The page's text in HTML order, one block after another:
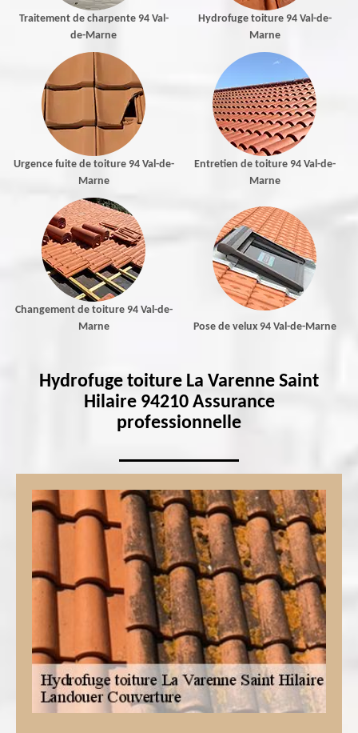
Traitement de charpente 94 Val-
de-Marne
Hydrofuge toiture 94 Val-de-
Marne
Urgence fuite de toiture 94 Val-de-
Marne
Entretien de toiture 94 Val-de-
Marne
Changement de toiture 94 Val-de-
Marne
Pose de velux 94 Val-de-Marne
Hydrofuge toiture La Varenne Saint
Hilaire 94210 Assurance
professionnelle